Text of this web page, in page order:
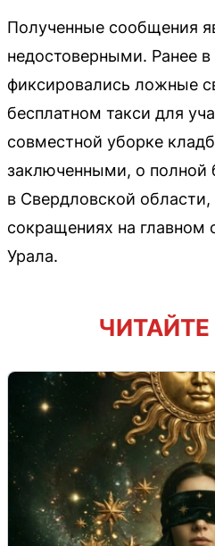
Полученные сообщения
недостоверными. Ранее
фиксировались ложные
бесплатном такси для
совместной уборке
заключенными, о полной
в Свердловской
сокращениях на главном
Урала.